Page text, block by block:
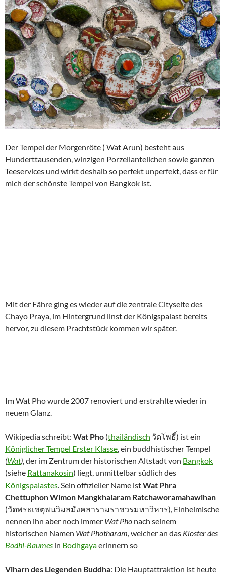
Der Tempel der Morgenröte ( Wat Arun) besteht aus
Hunderttausenden, winzigen Porzellanteilchen sowie ganzen
Teeservices und wirkt deshalb so perfekt unperfekt, dass er für
mich der schönste Tempel von Bangkok ist.
Mit der Fähre ging es wieder auf die zentrale Cityseite des
Chayo Praya, im Hintergrund linst der Königspalast bereits
hervor, zu diesem Prachtstück kommen wir später.
Im Wat Pho wurde 2007 renoviert und erstrahlte wieder in
neuem Glanz.
Wikipedia schreibt: Wat Pho (thailändisch วัดโพธิ์) ist ein
Königlicher Tempel Erster Klasse, ein buddhistischer Tempel
(Wat), der im Zentrum der historischen Altstadt von Bangkok
(siehe Rattanakosin) liegt, unmittelbar südlich des
Königspalastes. Sein offizieller Name istWat Phra
Chettuphon Wimon Mangkhalaram Ratchaworamahawihan
(วัดพระเชตุพนวิมลมังคลารามราชวรมหาวิหาร), Einheimische
nennen ihn aber noch immer Wat Pho nach seinem
historischen Namen Wat Photharam, welcher an das Kloster des
Bodhi-Baumes in Bodhgayaerinnern so
Viharn des Liegenden Buddha: Die Hauptattraktion ist heute